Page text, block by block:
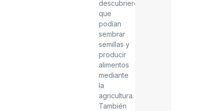
descubrieron
que
podían
sembrar
semillas y
producir
alimentos
mediante
la
agricultura.
También